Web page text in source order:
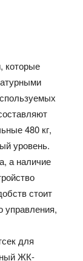
которые
480 кг,
уровень.
а наличие
стоит
управления,
для
ЖК-